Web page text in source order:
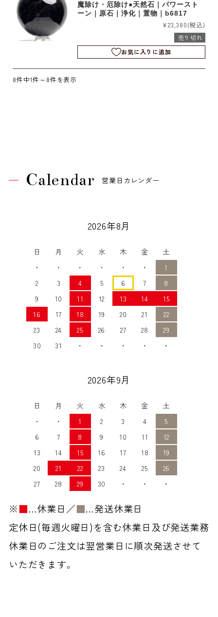
魔除け・厄除け●天然石｜パワースト
ーン｜原石｜浄化｜置物｜b6817
¥23,380(税込)
売り切れ
お気に入りに追加
8件中1件～8件を表示
Calendar 営業日カレンダー
2026年8月
日 月 火 水 木 金
土
・
・ ・ ・ ・ ・
1
2
3 4 5 6 7
8
9
10 11 12 13 14
15
16
17 18 19 20 21
22
23
24 25 26 27 28
29
30
31 ・ ・ ・ ・ ・
2026年9月
日 月 火 水 木 金
土
・
・ 1 2 3 4
5
6
7 8 9 10 11
12
13
14 15 16 17 18
19
20
21 22 23 24 25
26
27
28 29 30 ・ ・ ・
※■…休業日／■…発送休業日
定休日(毎週火曜日)を含む休業日及び発送業務
休業日のご注文は翌営業日に順次発送させて
いただきます。